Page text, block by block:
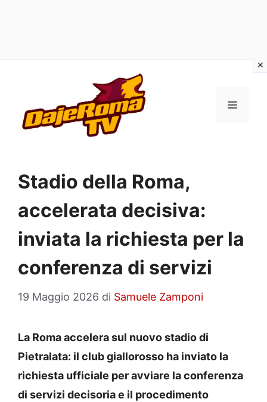
contenuto
MENU
Stadio della Roma,
accelerata decisiva:
inviata la richiesta per la
conferenza di servizi
19 Maggio 2026 di Samuele Zamponi
La Roma accelera sul nuovo stadio di
Pietralata: il club giallorosso ha inviato la
richiesta ufficiale per avviare la conferenza
di servizi decisoria e il procedimento